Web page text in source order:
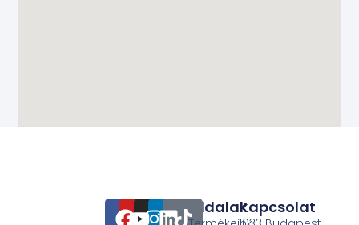
OldalakKapcsolat